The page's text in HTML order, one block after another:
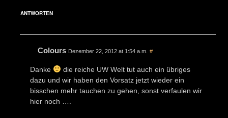
ANTWORTEN
Colours Dezember 22, 2012 at 1:54 a.m. #
Danke
die reiche UW Welt tut auch ein übriges
dazu und wir haben den Vorsatz jetzt wieder ein
bisschen mehr tauchen zu gehen, sonst verfaulen wir
hier noch ….